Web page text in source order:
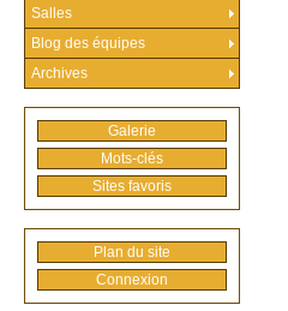
Salles
Blog des équipes
Archives
Galerie
Mots-clés
Sites favoris
Plan du site
Connexion